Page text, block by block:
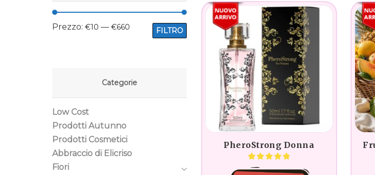
PheroStrong Donna
FILTRO
Prezzo: €10 — €660
Categorie
Low Cost
Prodotti Autunno
Prodotti Cosmetici
Abbraccio di Elicriso
Fiori